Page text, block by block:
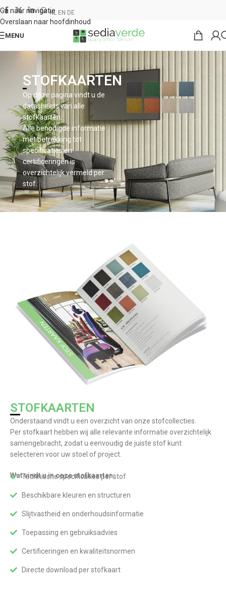
Ga naar navigatie
Overslaan naar hoofdinhoud
NL EN DE
MENU
STOFKAARTEN
Op deze pagina vindt u de
datasheets van alle
stofkaarten.
Alle benodigde informatie
met betrekking tot
specificaties en
certificeringen is
overzichtelijk vermeld per
stof.
STOFKAARTEN
Onderstaand vindt u een overzicht van onze stofcollecties.
Per stofkaart hebben wij alle relevante informatie overzichtelijk
samengebracht, zodat u eenvoudig de juiste stof kunt
selecteren voor uw stoel of project.
Wat vindt u in onze stofkaarten:
Technische specificaties per stof
Beschikbare kleuren en structuren
Slijtvastheid en onderhoudsinformatie
Toepassing en gebruiksadvies
Certificeringen en kwaliteitsnormen
Directe download per stofkaart